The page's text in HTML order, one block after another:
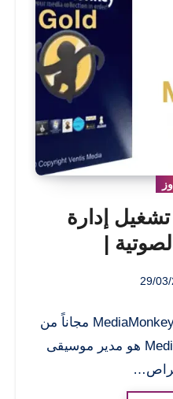
إدارة
|
29/
يمكن تجربة تحميل MediaMonkey Gold مجاناً من
مكتبة برامجنا. MediaMonkey هو مدير موسيقى